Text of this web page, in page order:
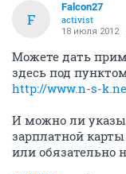
F
Falcon27
activist
18 июля 2012
Можете дать
здесь под
http://www.n-s-
И можно ли
зарплатной
или обязательно